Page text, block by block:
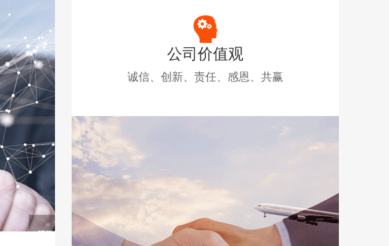
公司价值观
诚信、创新、责任、感恩、共赢